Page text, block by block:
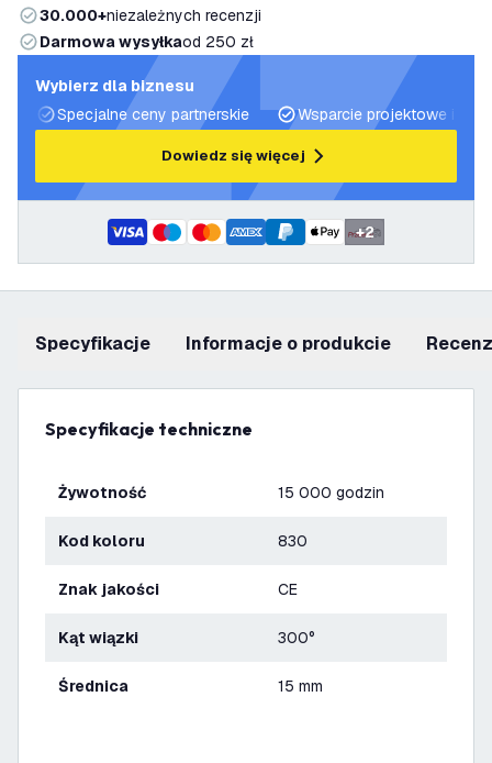
30.000+niezależnych recenzji
Darmowa wysyłkaod 250 zł
Wybierz dla biznesu
Specjalne ceny partnerskie
Wsparcie projektowe i
Dowiedz się więcej
+2
Specyfikacje informacje o produkcie
Specyfikacje techniczne
Żywotność 15 000 godzin
Kod koloru 830
Znak jakości CE
Kąt wiązki 300°
Średnica 15 mm